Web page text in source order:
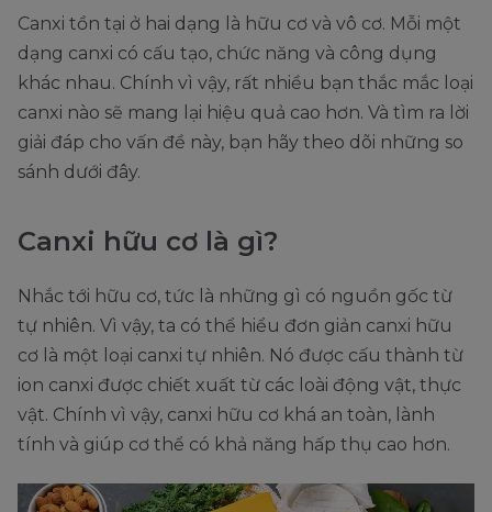
Canxi tồn tại ở hai dạng là hữu cơ và vô cơ. Mỗi một
dạng canxi có cấu tạo, chức năng và công dụng
khác nhau. Chính vì vậy, rất nhiều bạn thắc mắc loại
canxi nào sẽ mang lại hiệu quả cao hơn. Và tìm ra lời
giải đáp cho vấn đề này, bạn hãy theo dõi những so
sánh dưới đây.
Canxi hữu cơ là gì?
Nhắc tới hữu cơ, tức là những gì có nguồn gốc từ
tự nhiên. Vì vậy, ta có thể hiểu đơn giản canxi hữu
cơ là một loại canxi tự nhiên. Nó được cấu thành từ
ion canxi được chiết xuất từ các loài động vật, thực
vật. Chính vì vậy, canxi hữu cơ khá an toàn, lành
tính và giúp cơ thể có khả năng hấp thụ cao hơn.